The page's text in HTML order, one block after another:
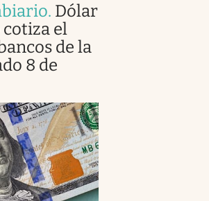
. Dólar
el
de la
8 de